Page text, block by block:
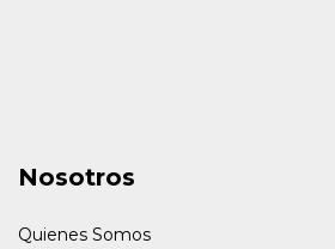
Nosotros
Quienes Somos